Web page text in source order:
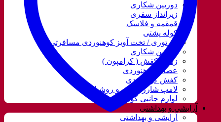
دوربین شکاری
زیرانداز سفری
قمقمه و فلاسک
کوله پشتی
ننو توری / تخت آویز کوهنوردی مسافرتی
دوربین شکاری
زنجیر کفش ( کرامپون )
عصای کوهنوردی
کفش کوهنوردی
لامپ شارژی، نور و روشنایی
لوازم جانبی کوهنوردی
آرایشی و بهداشتی
آرایشی و بهداشتی